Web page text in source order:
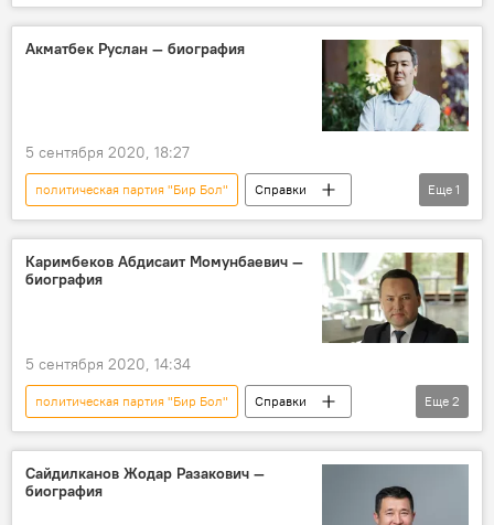
биография
Зарина Чекирбаева
Акматбек Руслан — биография
5 сентября 2020, 18:27
политическая партия "Бир Бол"
Справки
биография
Еще 1
Каримбеков Абдисаит Момунбаевич —
биография
5 сентября 2020, 14:34
политическая партия "Бир Бол"
Справки
биография
Абдисаит Каримбеков
Еще 2
Сайдилканов Жодар Разакович —
биография